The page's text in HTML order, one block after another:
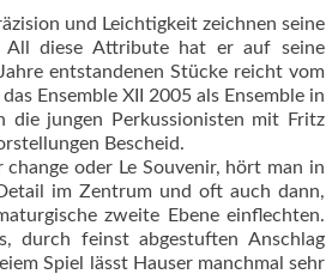
und Leich­tigkeit zeichnen seine
All diese Attribute hat er auf seine
entstandenen Stücke reicht vom
Ensemble XII 2005 als Ensemble in
die jungen Perkussionisten mit Fritz
Bescheid.
oder Le Souvenir, hört man in
im Zentrum und oft auch dann,
zweite Ebene einflechten.
durch feinst abgestuften Anschlag
Spiel lässt Hauser manchmal sehr